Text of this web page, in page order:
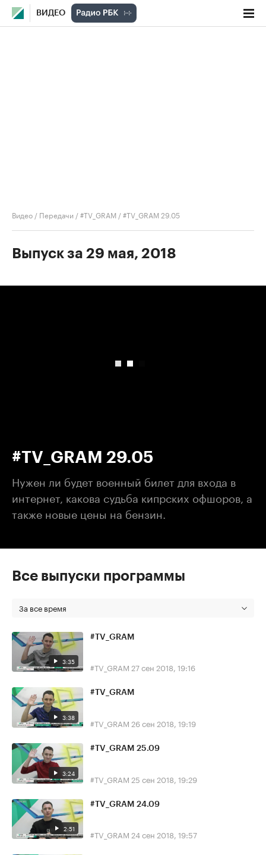
ВИДЕО
Видео / Передачи /#TV_GRAM /#TV_GRAM 29.05
Выпуск за 29 мая, 2018
#TV_GRAM 29.05
Нужен ли будет военный билет для входа в
интернет, какова судьба кипрских офшоров, а
также новые цены на бензин.
Все выпуски программы
За все время
3:35
#TV_GRAM
#TV_GRAM 27 сен 2018, 19:16
3:38
#TV_GRAM
#TV_GRAM 26 сен 2018, 19:19
3:24
#TV_GRAM 25.09
#TV_GRAM 25 сен 2018, 19:29
2:51
#TV_GRAM 24.09
#TV_GRAM 24 сен 2018, 19:57